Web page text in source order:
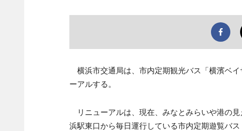
横浜市交通局は、市内定期観光バス「横濱ベ
ーアルする。
リニューアルは、現在、みなとみらいや港の
浜駅東口から毎日運行している市内定期遊覧バ